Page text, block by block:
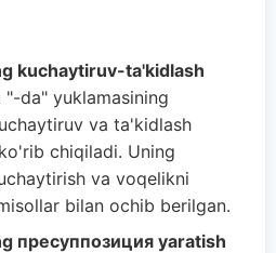
kuchaytiruv-ta'kidlash
"-da" yuklamasining
va ta'kidlash
chiqiladi. Uning
va voqelikni
bilan ochib berilgan.
пресуппозиция yaratish